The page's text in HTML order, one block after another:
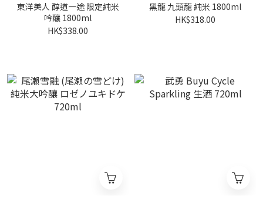
東洋美人 醇道一途 限定純米
吟釀 1800ml
HK$338.00
黑龍 九頭龍 純米 1800ml
HK$318.00